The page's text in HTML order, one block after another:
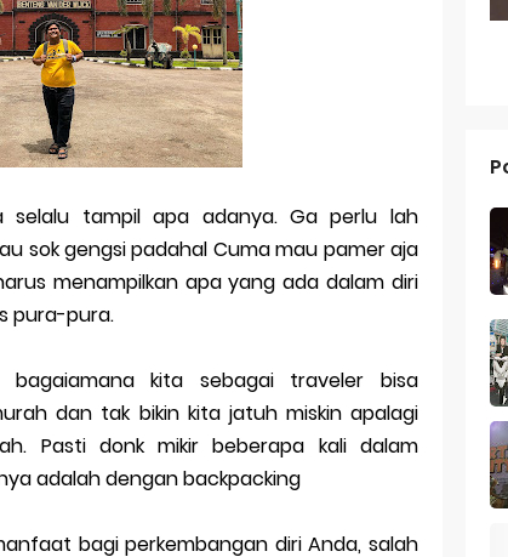
Smartphone Fan Edition dengan Fitur Flagship Harga
Stylish dengan Performa Seimbang di Kelasnya
Pertumbuhan Usaha
Strategi Bisnis
Perusahaan Besar
Investasi
pada Persaingan
Asset
Protection System
Across Different Countries
selalu tampil apa adanya. Ga perlu lah
sok gengsi padahal Cuma mau pamer aja
menampilkan apa yang ada dalam diri
pura-pura.
kita sebagai traveler bisa
dan tak bikin kita jatuh miskin apalagi
Pasti donk mikir beberapa kali dalam
adalah dengan backpacking
bagi perkembangan diri Anda, salah